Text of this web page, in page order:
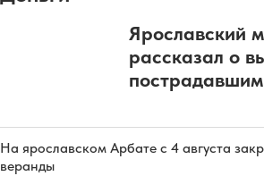
Ярославский
рассказал о
На ярославском Арбате с 4 августа
веранды